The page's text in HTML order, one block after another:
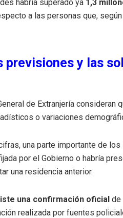
habría superado ya 1,3
a las personas que,
previsiones y las
de Extranjería consideran
o variaciones
una parte importante de
por el Gobierno o habría
una residencia anterior.
una confirmación oficial de
realizada por fuentes